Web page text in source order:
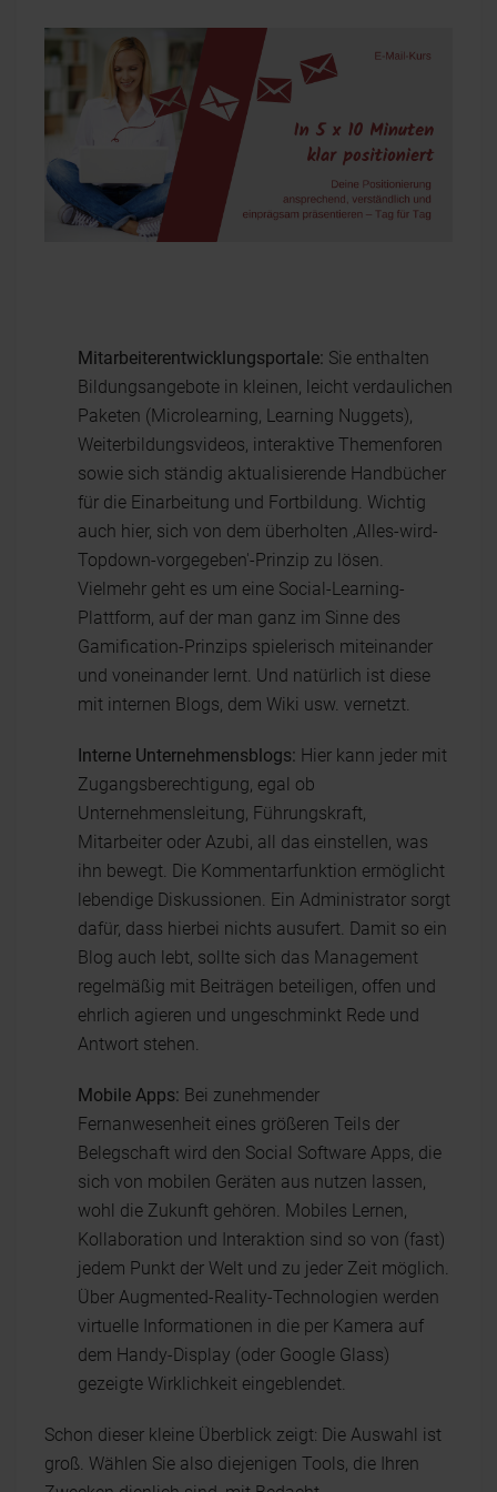
Mitarbeiterentwicklungsportale: Sie enthalten
Bildungsangebote in kleinen, leicht verdaulichen
Paketen (Microlearning, Learning Nuggets),
Weiterbildungsvideos, interaktive Themenforen
sowie sich ständig aktualisierende Handbücher
für die Einarbeitung und Fortbildung. Wichtig
auch hier, sich von dem überholten ‚Alles-wird-
Topdown-vorgegeben'-Prinzip zu lösen.
Vielmehr geht es um eine Social-Learning-
Plattform, auf der man ganz im Sinne des
Gamification-Prinzips spielerisch miteinander
und voneinander lernt. Und natürlich ist diese
mit internen Blogs, dem Wiki usw. vernetzt.
Interne Unternehmensblogs: Hier kann jeder mit
Zugangsberechtigung, egal ob
Unternehmensleitung, Führungskraft,
Mitarbeiter oder Azubi, all das einstellen, was
ihn bewegt. Die Kommentarfunktion ermöglicht
lebendige Diskussionen. Ein Administrator sorgt
dafür, dass hierbei nichts ausufert. Damit so ein
Blog auch lebt, sollte sich das Management
regelmäßig mit Beiträgen beteiligen, offen und
ehrlich agieren und ungeschminkt Rede und
Antwort stehen.
Mobile Apps: Bei zunehmender
Fernanwesenheit eines größeren Teils der
Belegschaft wird den Social Software Apps, die
sich von mobilen Geräten aus nutzen lassen,
wohl die Zukunft gehören. Mobiles Lernen,
Kollaboration und Interaktion sind so von (fast)
jedem Punkt der Welt und zu jeder Zeit möglich.
Über Augmented-Reality-Technologien werden
virtuelle Informationen in die per Kamera auf
dem Handy-Display (oder Google Glass)
gezeigte Wirklichkeit eingeblendet.
Schon dieser kleine Überblick zeigt: Die Auswahl ist
groß. Wählen Sie also diejenigen Tools, die Ihren